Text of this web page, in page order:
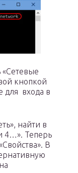
«Сетевые
кнопкой
для входа в
найти в
4…». Теперь
В